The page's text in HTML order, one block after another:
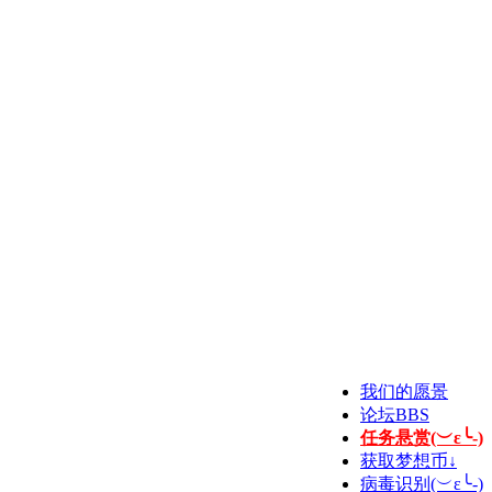
我们的愿景
论坛BBS
任务悬赏(︶ε╰-)
获取梦想币↓
病毒识别(︶ε╰-)